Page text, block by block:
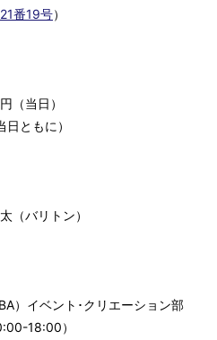
番19号）
（当日）
ともに）
（バリトン）
）イベント･クリエーション部
18:00）